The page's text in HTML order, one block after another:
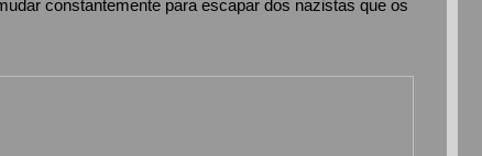
constantemente para escapar dos nazistas que os